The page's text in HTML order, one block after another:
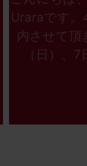
Uraraです。
内させて頂
（日）、